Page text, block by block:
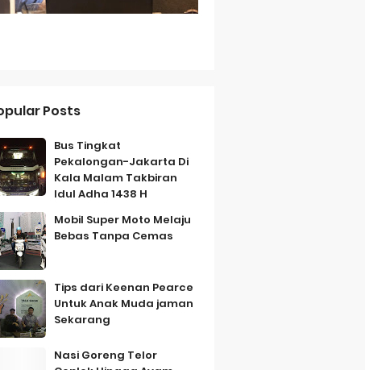
Bersahabat
Posts
Bus Tingkat
Pekalongan-Jakarta Di
Kala Malam Takbiran
Idul Adha 1438 H
Mobil Super Moto Melaju
Bebas Tanpa Cemas
Tips dari Keenan Pearce
Untuk Anak Muda jaman
Sekarang
Nasi Goreng Telor